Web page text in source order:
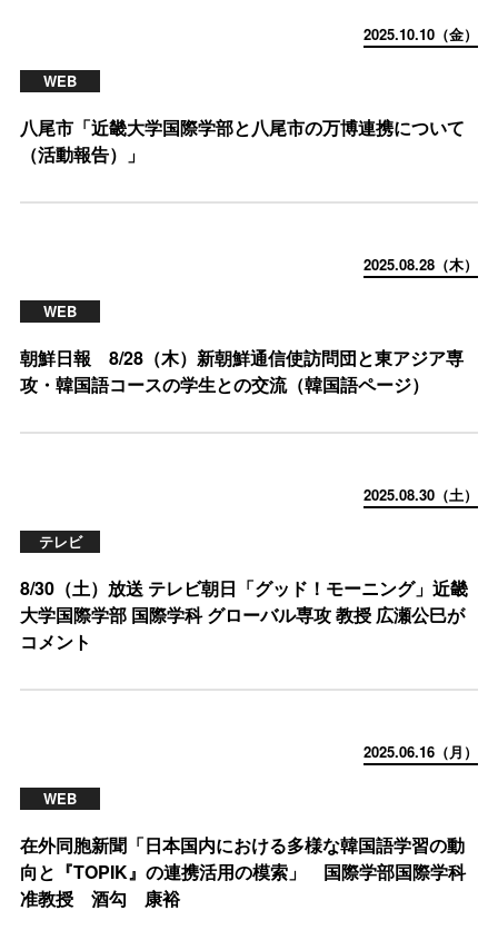
2025.10.10（金）
WEB
八尾市「近畿大学国際学部と八尾市の万博連携について
（活動報告）」
2025.08.28（木）
WEB
朝鮮日報 8/28（木）新朝鮮通信使訪問団と東アジア専
攻・韓国語コースの学生との交流（韓国語ページ）
2025.08.30（土）
テレビ
8/30（土）放送 テレビ朝日「グッド！モーニング」近畿
大学国際学部 国際学科 グローバル専攻 教授 広瀬公巳が
コメント
2025.06.16（月）
WEB
在外同胞新聞「日本国内における多様な韓国語学習の動
向と『TOPIK』の連携活用の模索」 国際学部国際学科
准教授 酒勾 康裕